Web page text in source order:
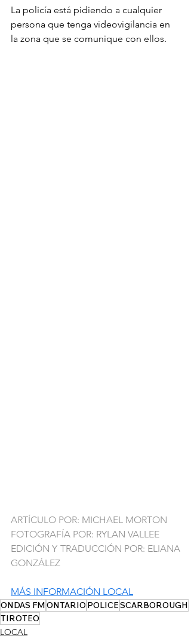
La policía está pidiendo a cualquier
persona que tenga videovigilancia en
la zona que se comunique con ellos.
ARTÍCULO POR: MICHAEL MORTON
FOTOGRAFÍA POR: RYLAN VALLEE
EDICIÓN Y TRADUCCIÓN POR: ELIANA
GONZÁLEZ
MÁS INFORMACIÓN LOCAL
ONDAS FMONTARIOPOLICESCARBOROUGH
TIROTEO
LOCAL